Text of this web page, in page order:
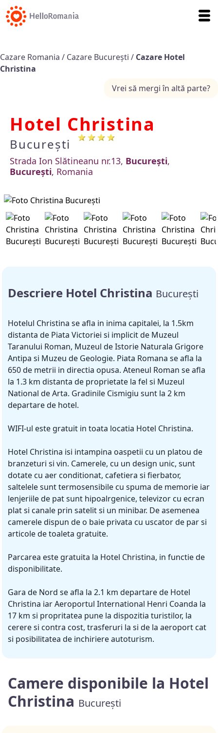
Cazare Romania / Cazare București / Cazare Hotel
Christina
Vrei să mergi în altă parte?
Hotel Christina
București
Strada Ion Slătineanu nr.13, București,
București, Romania
Descriere Hotel Christina București
Hotelul Christina se afla in inima capitalei, la 1.5km
distanta de Piata Victoriei si implicit de Muzeul
Taranului Roman, Muzeul de Istorie Naturala Grigore
Antipa si Muzeu de Geologie. Piata Romana se afla la
650 de metrii in directia opusa. Ateneul Roman se afla
la 1.3 km distanta de proprietate la fel si Muzeul
National de Arta. Gradinile Cismigiu sunt la 2 km
departare de hotel.
WIFI-ul este gratuit in toata locatia Hotel Christina.
Hotel Christina isi intampina oaspetii cu un platou de
branzeturi si vin. Camerele, cu un design unic, sunt
dotate cu aer conditionat, cafetiera si fierbator,
saltelele sunt termosensibile cu spuma de memorie iar
lenjeriile de pat sunt hipoalrgenice, televizor cu ecran
plat si canale prin satelit si un minibar. De asemenea
camerele dispun de o baie privata cu uscator de par si
articole de toaleta gratuite.
Parcarea este gratuita la Hotel Christina, in functie de
disponibilitate.
Gara de Nord se afla la 2.1 km departare de Hotel
Christina iar Aeroportul International Henri Coanda la
17 km si propritatea pune la dispozitia turistilor, la
cerere si contra cost, trasferuri la si de la aeroport cat
si posibilitatea de inchiriere autoturism.
Camere disponibile la Hotel
Christina București